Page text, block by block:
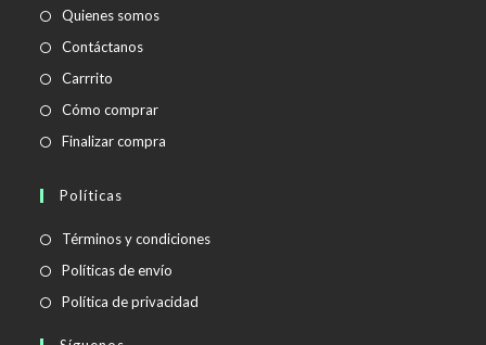
Quienes somos
Contáctanos
Carrrito
Cómo comprar
Finalizar compra
Políticas
Términos y condicionesSe
Políticas de envío
abre
Política de privacidad